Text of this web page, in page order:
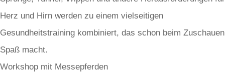
Herz und Hirn werden zu einem vielseitigen
Gesundheitstraining kombiniert, das schon beim Zuschauen
Spaß macht.
Workshop mit Messepferden